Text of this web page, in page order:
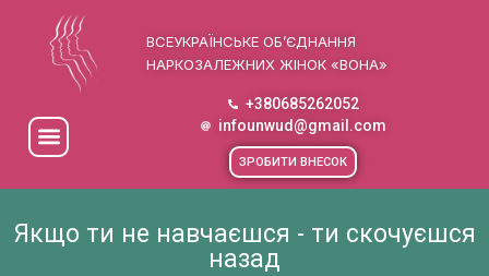
ВСЕУКРАЇНСЬКЕ ОБ’ЄДНАННЯ
НАРКОЗАЛЕЖНИХ ЖІНОК «ВОНА»
+380685262052
infounwud@gmail.com
ЗРОБИТИ ВНЕСОК
Якщо ти не навчаєшся - ти скочуєшся
назад